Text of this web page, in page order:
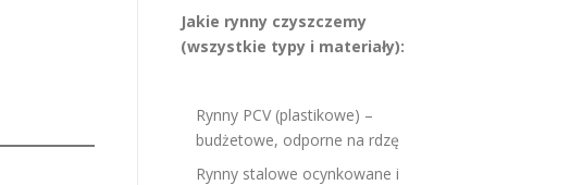
Jakie rynny czyszczemy
(wszystkie typy i materiały):
Rynny PCV (plastikowe) –
budżetowe, odporne na rdzę
Rynny stalowe ocynkowane i